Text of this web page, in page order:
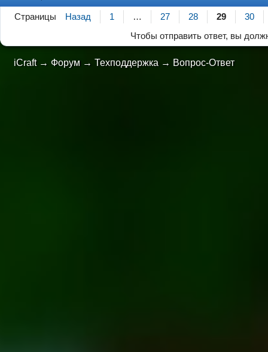
Страницы Назад 1 … 27 28 29
30
Чтобы отправить ответ, вы
iCraft → Форум →Техподдержка → Вопрос-Ответ